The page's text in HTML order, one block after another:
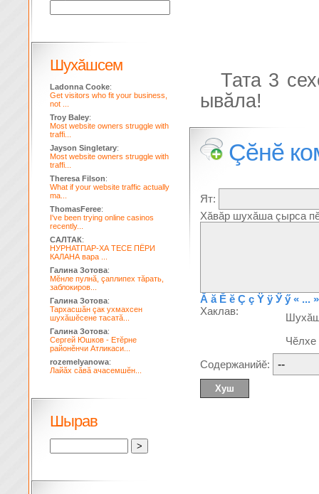
Тата 3
ывăла!
Çĕнĕ
Ят:
Хăвăр шухăша çырса
Ă ă Ĕ ĕ Ç ç Ÿ ÿ Ӳ ӳ « ... »
Хаклав:
Содержанийĕ:
Шухăшсем
Ladonna Cooke:
Get visitors who fit your business,
not ...
Troy Baley:
Most website owners struggle with
traffi...
Jayson Singletary:
Most website owners struggle with
traffi...
Theresa Filson:
What if your website traffic actually
ma...
ThomasFeree:
I've been trying online casinos
recently...
САЛТАК:
НУРНАТПАР-ХА ТЕСЕ ПЁРИ
КАЛАНА вара ...
Галина Зотова:
Мĕнле пулнă, çаплипех тăрать,
заблокиров...
Галина Зотова:
Тархасшăн çак ухмахсен
шухăшĕсене тасатă...
Галина Зотова:
Сергей Юшков - Етĕрне
районĕнчи Атликаси...
rozemelyanowa:
Лайăх сăвă ачасемшĕн...
Шырав